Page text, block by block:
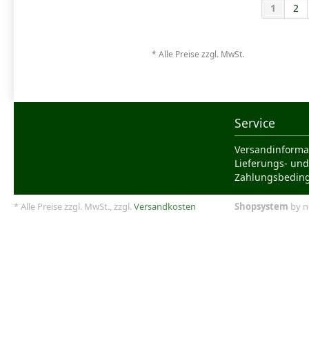
1 2
* Alle Preise zzgl. MwSt.
Service
Lieferungs- und
* Alle Preise zzgl. MwSt., zzgl.Versandkosten Shopsystem by